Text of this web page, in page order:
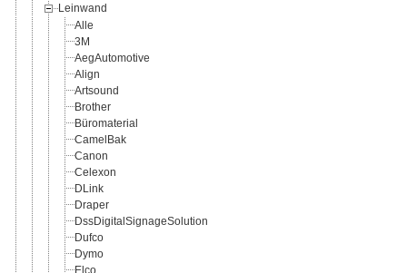
Leinwand
Alle
3M
AegAutomotive
Align
Artsound
Brother
Büromaterial
CamelBak
Canon
Celexon
DLink
Draper
DssDigitalSignageSolution
Dufco
Dymo
Elco